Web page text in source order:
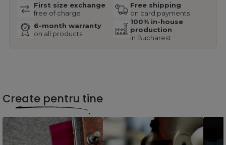
First size exchange
free of charge
Free shipping
on card payments
6-month warranty
on all products
100% in-house
production
in Bucharest
Create pentru tine